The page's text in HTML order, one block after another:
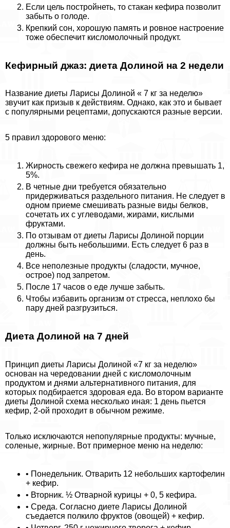
Если цель постройнеть, то стакан кефира позволит
забыть о голоде.
Крепкий сон, хорошую память и ровное настроение
тоже обеспечит кисломолочный продукт.
Кефирный джаз: диета Долиной на 2 недели
Название диеты Ларисы Долиной « 7 кг за неделю»
звучит как призыв к действиям. Однако, как это и бывает
с популярными рецептами, допускаются разные версии.
5 правил здорового меню:
Жирность свежего кефира не должна превышать 1,
5%.
В четные дни требуется обязательно
придерживаться раздельного питания. Не следует в
одном приеме смешивать разные виды белков,
сочетать их с углеводами, жирами, кислыми
фруктами.
По отзывам от диеты Ларисы Долиной порции
должны быть небольшими. Есть следует 6 раз в
день.
Все неполезные продукты (сладости, мучное,
острое) под запретом.
После 17 часов о еде лучше забыть.
Чтобы избавить организм от стресса, неплохо бы
пару дней разгрузиться.
Диета Долиной на 7 дней
Принцип диеты Ларисы Долиной «7 кг за неделю»
основан на чередовании дней с кисломолочным
продуктом и днями альтернативного питания, для
которых подбирается здоровая еда. Во втором варианте
диеты Долиной схема несколько иная: 1 день пьется
кефир, 2-ой проходит в обычном режиме.
Только исключаются непопулярные продукты: мучные,
соленые, жирные. Вот примерное меню на неделю:
• Понедельник. Отварить 12 небольших картофелин
+ кефир.
• Вторник. ½ Отварной курицы + 0, 5 кефира.
• Среда. Согласно диете Ларисы Долиной
съедается полкило фруктов (овощей) + кефир.